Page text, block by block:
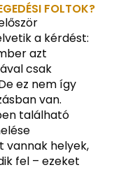
FOLTOK?
a kérdést:
azt
csak
ez nem így
van.
található
vannak helyek,
fel – ezeket